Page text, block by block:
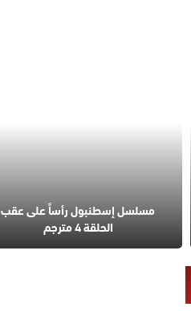
مسلسل إسطنبول رأساً على عقب
الحلقة 4 مترجم